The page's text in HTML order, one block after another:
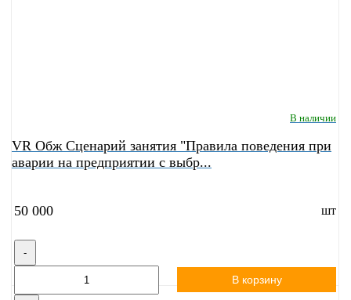
В наличии
VR Обж Сценарий занятия "Правила поведения при
аварии на предприятии с выбр...
50 000 шт
-
В корзину